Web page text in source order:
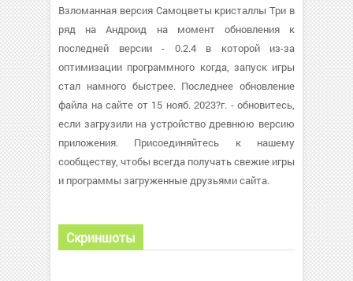
Взломанная версия Самоцветы кристаллы Три в
ряд на Андроид на момент обновления к
последней версии - 0.2.4 в которой из-за
оптимизации программного когда, запуск игры
стал намного быстрее. Последнее обновление
файла на сайте от 15 нояб. 2023?г. - обновитесь,
если загрузили на устройство древнюю версию
приложения. Присоединяйтесь к нашему
сообществу, чтобы всегда получать свежие игры
и программы загруженные друзьями сайта.
Скриншоты